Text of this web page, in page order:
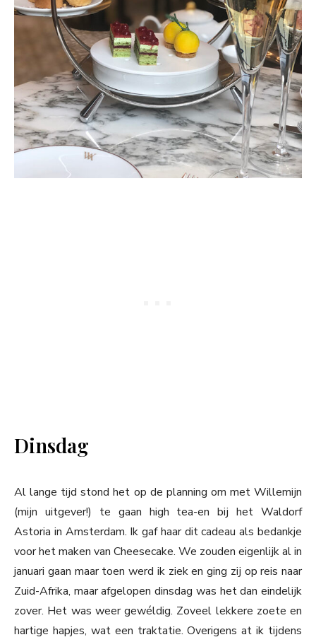
Dinsdag
Al lange tijd stond het op de planning om met Willemijn
(mijn uitgever!) te gaan high tea-en bij het Waldorf
Astoria in Amsterdam. Ik gaf haar dit cadeau als bedankje
voor het maken van Cheesecake. We zouden eigenlijk al in
januari gaan maar toen werd ik ziek en ging zij op reis naar
Zuid-Afrika, maar afgelopen dinsdag was het dan eindelijk
zover. Het was weer gewéldig. Zoveel lekkere zoete en
hartige hapjes, wat een traktatie. Overigens at ik tijdens